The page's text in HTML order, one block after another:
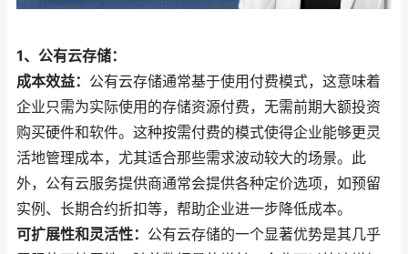
1、公有云存储：
成本效益： 公有云存储通常基于使用付费模式，这意味着
企业只需为实际使用的存储资源付费，无需前期大额投资
购买硬件和软件。这种按需付费的模式使得企业能够更灵
活地管理成本，尤其适合那些需求波动较大的场景。此
外，公有云服务提供商通常会提供各种定价选项，如预留
实例、长期合约折扣等，帮助企业进一步降低成本。
可扩展性和灵活性： 公有云存储的一个显著优势是其几乎